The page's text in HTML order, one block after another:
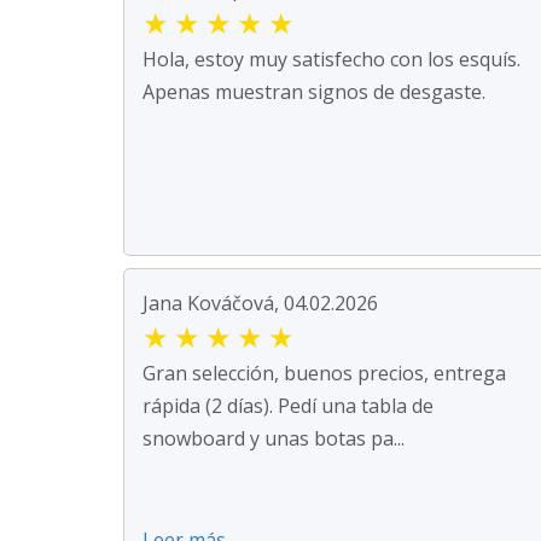
★ ★ ★ ★ ★
Hola, estoy muy satisfecho con los esquís.
Apenas muestran signos de desgaste.
Jana Kováčová, 04.02.2026
★ ★ ★ ★ ★
Gran selección, buenos precios, entrega
rápida (2 días). Pedí una tabla de
snowboard y unas botas pa...